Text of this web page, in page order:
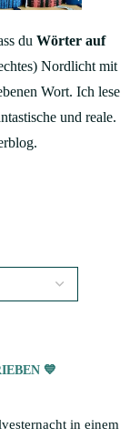
du Wörter auf
Nordlicht mit
Wort. Ich lese
und reale.
💙
in einem